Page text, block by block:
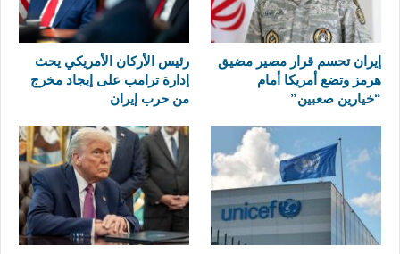
إيران تحسم قرار مصير مضيق
هرمز وتضع أمريكا أمام
“خيارين صعبين”
رئيس الأركان الأمريكي يحث
إدارة ترامب على إيجاد مخرج
من حرب إيران